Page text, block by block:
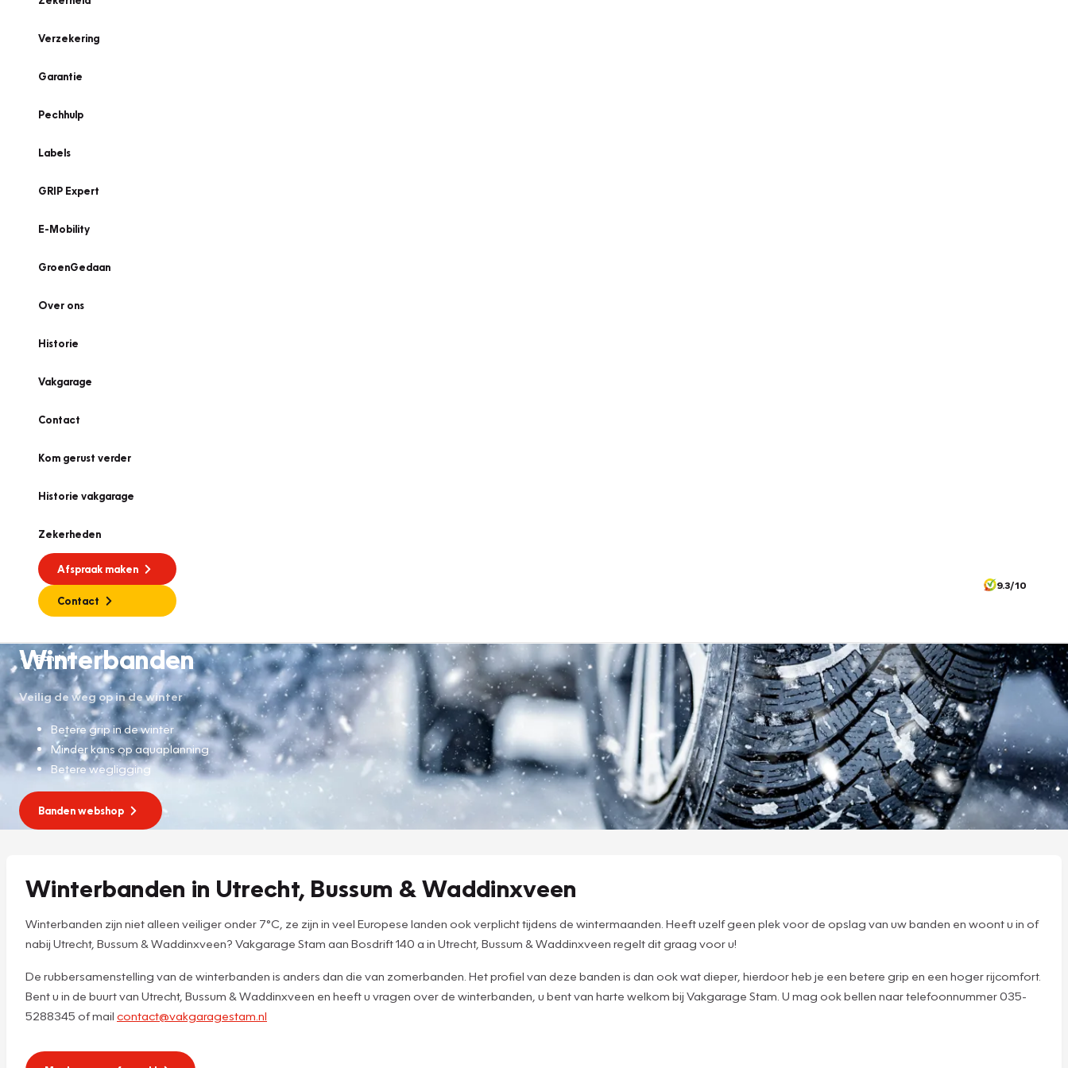
Verzekering
Garantie
Pechhulp
Labels
GRIP Expert
E-Mobility
GroenGedaan
Over ons
Historie
Vakgarage
Contact
Kom gerust verder
Historie vakgarage
Zekerheden
Afspraak maken
Contact
9.3/10
Banden
Winterbanden
Veilig de weg op in de winter
Betere grip in de winter
Minder kans op aquaplanning
Betere wegligging
Banden webshop
Winterbanden in Utrecht, Bussum & Waddinxveen
Winterbanden zijn niet alleen veiliger onder 7°C, ze zijn in veel Europese landen ook verplicht tijdens de wintermaanden. Heeft uzelf geen plek voor de opslag van uw banden en woont u in of
nabij Utrecht, Bussum & Waddinxveen? Vakgarage Stam aan Bosdrift 140 a in Utrecht, Bussum & Waddinxveen regelt dit graag voor u!
De rubbersamenstelling van de winterbanden is anders dan die van zomerbanden. Het profiel van deze banden is dan ook wat dieper, hierdoor heb je een betere grip en een hoger rijcomfort.
Bent u in de buurt van Utrecht, Bussum & Waddinxveen en heeft u vragen over de winterbanden, u bent van harte welkom bij Vakgarage Stam. U mag ook bellen naar telefoonnummer 035-
5288345 of mail contact@vakgaragestam.nl